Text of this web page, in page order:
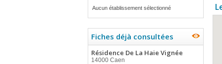
Aucun établissement sélectionné
Fiches déjà consultées
Résidence De La Haie Vignée
14000 Caen